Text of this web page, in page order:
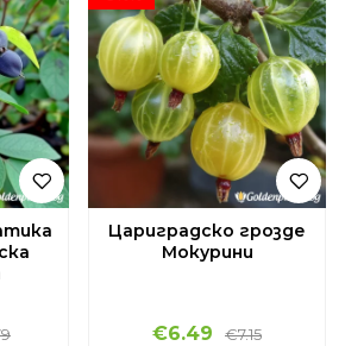
Цариградско грозде
Мокурини
€6.49
€7.15